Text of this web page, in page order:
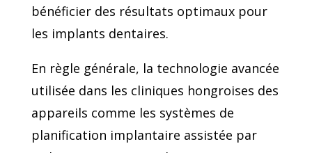
bénéficier des résultats optimaux pour
les implants dentaires.
En règle générale, la technologie avancée
utilisée dans les cliniques hongroises des
appareils comme les systèmes de
planification implantaire assistée par